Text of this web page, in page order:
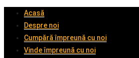
Acasă
Despre noi
Cumpără împreună cu noi
Vinde împreună cu noi